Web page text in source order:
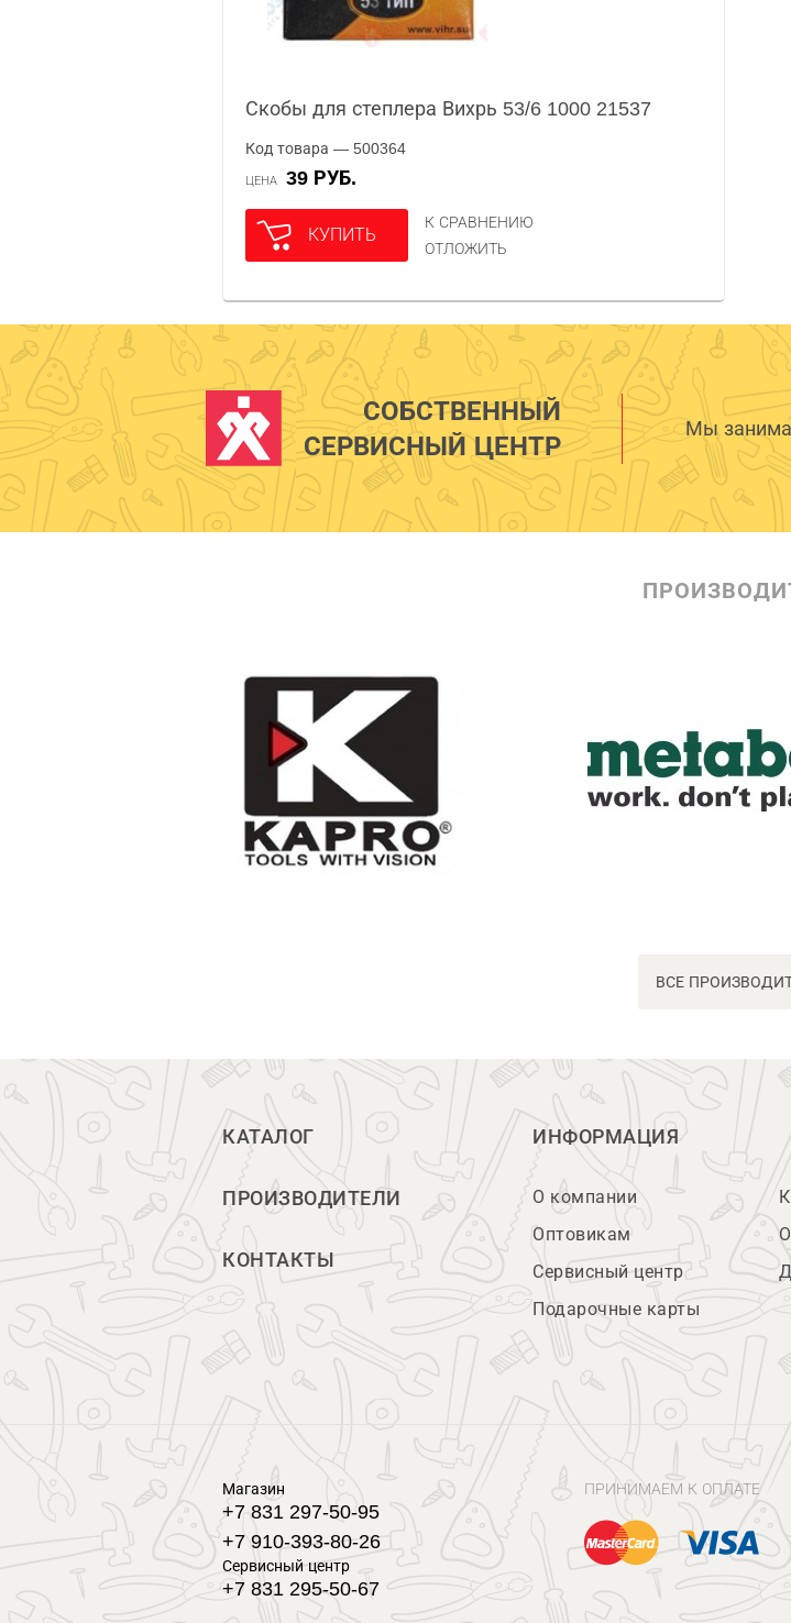
Скобы для степлера Вихрь 53/6 1000 21537
Код товара — 500364
ЦЕНА 39 РУБ.
КУПИТЬ
К СРАВНЕНИЮ
ОТЛОЖИТЬ
СОБСТВЕННЫЙ
СЕРВИСНЫЙ ЦЕНТР
Мы
ВСЕ
КАТАЛОГ
ПРОИЗВОДИТЕЛИ
КОНТАКТЫ
ИНФОРМАЦИЯ
О компании
Оптовикам
Сервисный центр
Подарочные карты
Магазин
+7 831 297-50-95
+7 910-393-80-26
Сервисный центр
+7 831 295-50-67
ПРИНИМАЕМ К ОПЛАТЕ